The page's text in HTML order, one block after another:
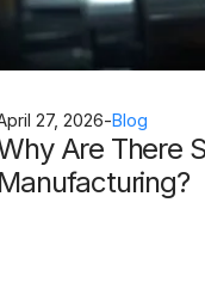
27, 2026-Blog
Are There
Manufacturing?